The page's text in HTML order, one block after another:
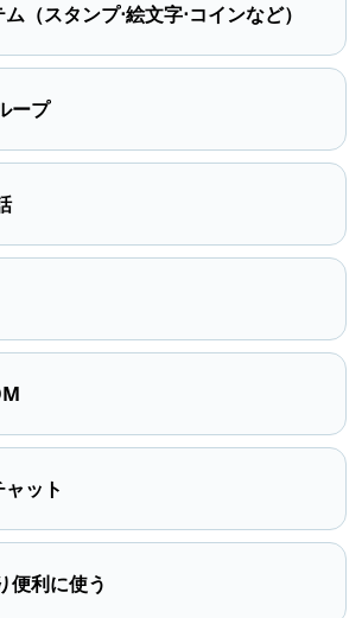
（スタンプ⋅絵文字⋅コインなど）
ープ
ット
便利に使う